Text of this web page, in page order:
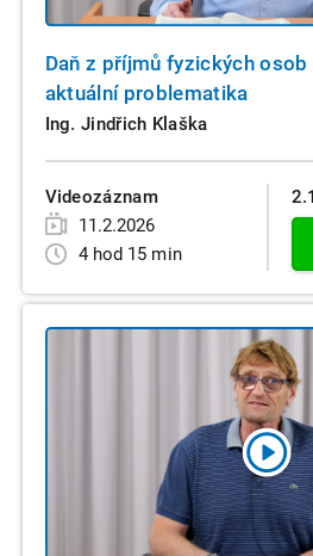
Daň z příjmů fyzických
aktuální problematika
Ing. Jindřich Klaška
Videozáznam
11.2.2026
4 hod 15 min